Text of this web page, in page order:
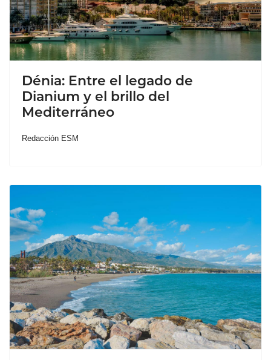
Dénia: Entre el legado de
Dianium y el brillo del
Mediterráneo
Redacción ESM